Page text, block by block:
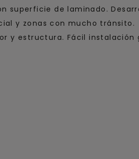
superficie de laminado.
y zonas con mucho tránsito.
y estructura. Fácil instalación